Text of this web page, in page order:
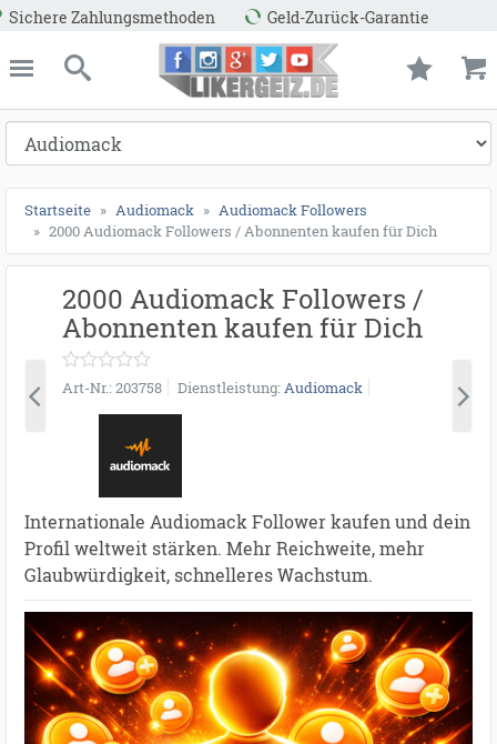
Geld-Zurück-Garantie
Likergeiz.de
schließen
Suche
Startseite Audiomack
Audiomack Followers
2000 Audiomack Followers / Abonnenten kaufen für Dich
2000 Audiomack Followers /
Abonnenten kaufen für Dich
Art-Nr. 203758 Dienstleistung Audiomack
Internationale Audiomack Follower kaufen und dein
Profil weltweit stärken. Mehr Reichweite, mehr
Glaubwürdigkeit, schnelleres Wachstum.